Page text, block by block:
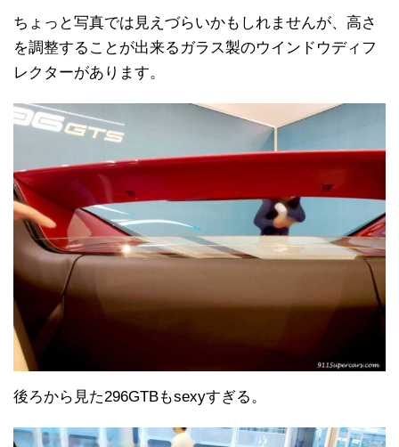
ちょっと写真では見えづらいかもしれませんが、高さ
を調整することが出来るガラス製のウインドウディフ
レクターがあります。
後ろから見た296GTBもsexyすぎる。